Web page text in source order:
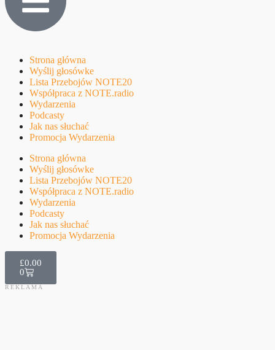
Strona główna
Wyślij głosówke
Lista Przebojów NOTE20
Współpraca z NOTE.radio
Wydarzenia
Podcasty
Jak nas słuchać
Promocja Wydarzenia
Strona główna
Wyślij głosówke
Lista Przebojów NOTE20
Współpraca z NOTE.radio
Wydarzenia
Podcasty
Jak nas słuchać
Promocja Wydarzenia
£0.00
0